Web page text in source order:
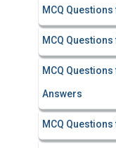
MCQ
MCQ
MCQ
Answers
MCQ